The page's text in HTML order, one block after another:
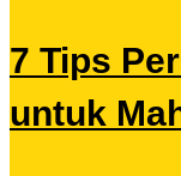
7 Tips
untuk